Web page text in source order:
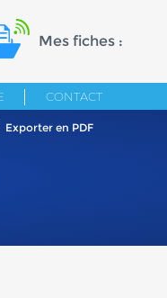
Mes fiches :
CONTACT
Exporter en PDF